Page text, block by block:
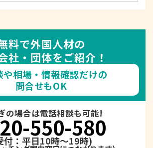
料で外国人材の
社・団体をご紹介！
や相場・情報確認だけの
問合せもOK
の場合は電話相談も可能!
550-580
付：平日10時～19時)